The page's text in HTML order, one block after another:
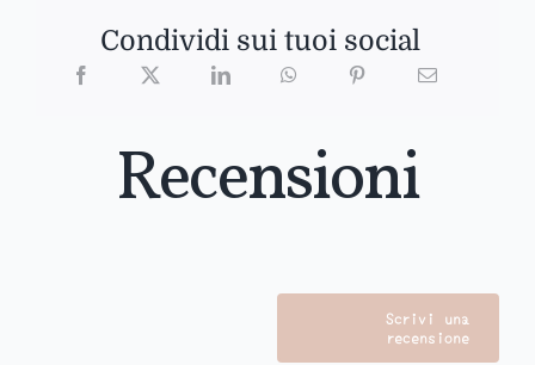
Condividi sui tuoi social
Recensioni
Scrivi una
recensione